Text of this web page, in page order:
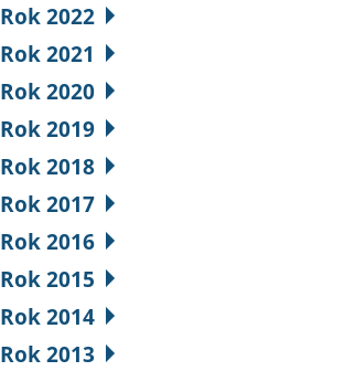
Rok 2022
Rok 2021
Rok 2020
Rok 2019
Rok 2018
Rok 2017
Rok 2016
Rok 2015
Rok 2014
Rok 2013